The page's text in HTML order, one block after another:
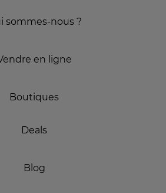
sommes-nous ?
en ligne
Boutiques
Deals
Blog